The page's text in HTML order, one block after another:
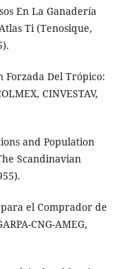
En La Ganadería
Ti (Tenosique,
Forzada Del Trópico:
CINVESTAV,
and Population
Scandinavian
el Comprador de
CNG-AMEG,